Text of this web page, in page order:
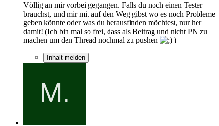
Völlig an mir vorbei gegangen. Falls du noch einen Tester
brauchst, und mir mit auf den Weg gibst wo es noch Probleme
geben könnte oder was du herausfinden möchtest, nur her
damit! (Ich bin mal so frei, dass als Beitrag und nicht PN zu
machen um den Thread nochmal zu pushen
)
Inhalt melden